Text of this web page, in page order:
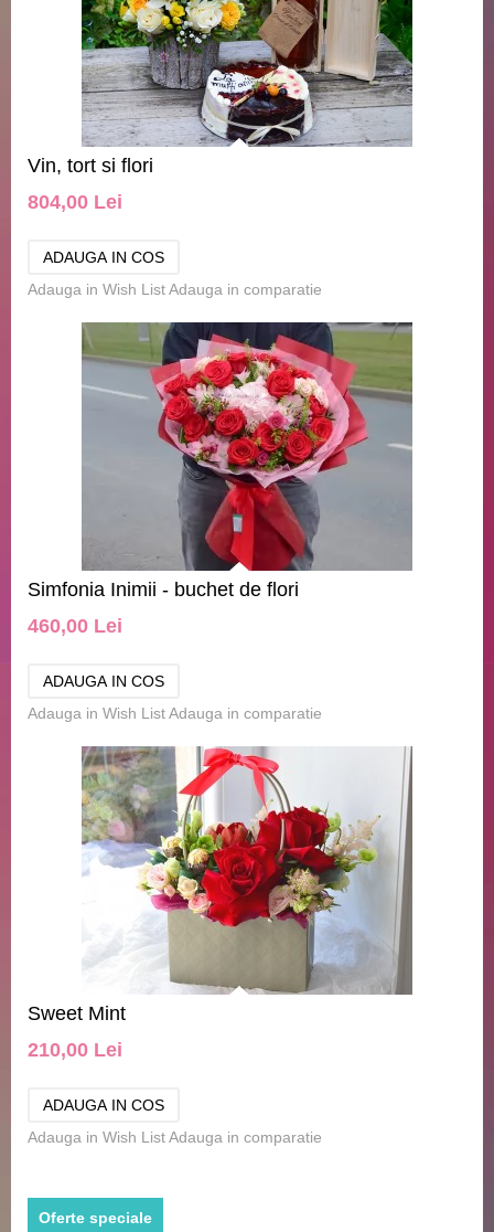
Vin, tort si flori
804,00 Lei
Adauga in Wish ListAdauga in comparatie
Simfonia Inimii - buchet de flori
460,00 Lei
Adauga in Wish ListAdauga in comparatie
Sweet Mint
210,00 Lei
Adauga in Wish ListAdauga in comparatie
Oferte speciale